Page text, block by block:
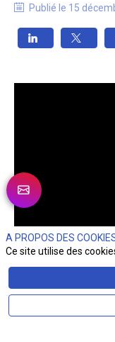
Publié le 15
A PROPOS DES
Ce site utilise des